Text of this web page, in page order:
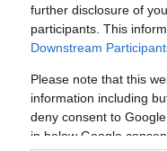
further disclosure of
participants. This
Downstream
Please note that this
information including
deny consent to
in below Google
PARA BARES Y